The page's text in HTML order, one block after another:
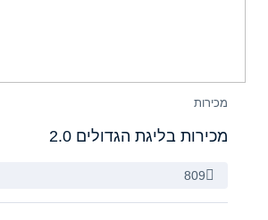
מכירות
מכירות בליגת הגדולים 2.0
809